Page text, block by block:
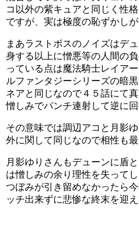
コ以外の紫キュアと同じく性
ですが、実は極度の恥ずかし
まあラストボスのノイズはデ
身する以上に憎悪等の人間の
っている点は魔法騎士レイア
ルファンタジーシリーズの暗
ネアと同じなので４５話にて
憎しみでパンチ連射して逆に
その意味では調辺アコと月影
外に関して同じなので相性も最
月影ゆりさんもデューンに盾
は憎しみの余り理性を失って
つぼみが引き留めなかったら
ッチ出来ずに悲惨な終末を迎え